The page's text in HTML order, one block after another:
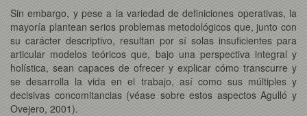
Sin embargo, y pese a la variedad de definiciones operativas, la
mayoría plantean serios problemas metodológicos que, junto con
su carácter descriptivo, resultan por sí solas insuficientes para
articular modelos teóricos que, bajo una perspectiva integral y
holística, sean capaces de ofrecer y explicar cómo transcurre y
se desarrolla la vida en el trabajo, así como sus múltiples y
decisivas concomitancias (véase sobre estos aspectos Agulló y
Ovejero, 2001).